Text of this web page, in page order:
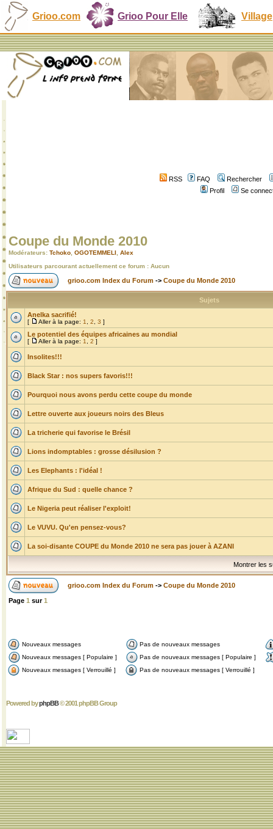
Grioo.com Grioo Pour Elle Village
RSS FAQ
Rechercher
Profil
Se
Coupe du Monde 2010
Modérateurs: Tchoko OGOTEMMELI Alex
Utilisateurs parcourant actuellement ce forum : Aucun
grioo.com Index du Forum -> Coupe du Monde 2010
Sujets
Anelka sacrifié!
[ Aller à la page: 1 2 3 ]
Le potentiel des équipes africaines au mondial
[ Aller à la page: 1 2 ]
Insolites!!!
Black Star : nos supers favoris!!!
Pourquoi nous avons perdu cette coupe du monde
Lettre ouverte aux joueurs noirs des Bleus
La tricherie qui favorise le Brésil
Lions indomptables : grosse désilusion ?
Les Elephants : l'idéal !
Afrique du Sud : quelle chance ?
Le Nigeria peut réaliser l'exploit!
Le VUVU. Qu'en pensez-vous?
La soi-disante COUPE du Monde 2010 ne sera pas jouer à AZANI
Montrer les
grioo.com Index du Forum -> Coupe du Monde 2010
Page 1 sur1
Nouveaux messages
Pas de nouveaux messages
Nouveaux messages [ Populaire ]
Pas de nouveaux messages [ Populaire ]
Nouveaux messages [ Verrouillé ]
Pas de nouveaux messages [ Verrouillé ]
Powered byphpBB© 2001 phpBB Group